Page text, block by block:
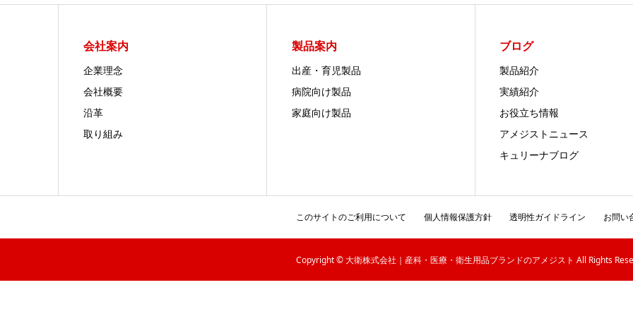
会社案内
企業理念
会社概要
沿革
取り組み
製品案内
出産・育児製品
病院向け製品
家庭向け製品
ブログ
製品紹介
実績紹介
お役立ち情報
アメジストニュース
キュリーナブログ
このサイトのご利用について 個人情報保護方針 透明性ガイドライン お問い
Copyright © 大衛株式会社｜産科・医療・衛生用品ブランドのアメジスト All Rights